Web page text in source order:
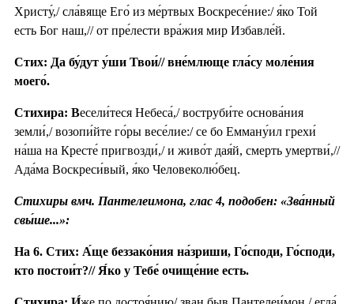
Христу́,/ сла́вяще Его́ из ме́ртвых Воскресе́ние:/ я́ко Той
есть Бог наш,// от пре́лести вра́жия мир Избавле́й.
Стих: Да бу́дут у́ши Твои́// вне́млюще гла́су моле́ния
моего́.
Стихира: Весели́теся Небеса́,/ воструби́те основа́ния
земли́,/ возопи́йте го́ры весе́лие:/ се бо Емману́ил грехи́
на́ша на Кресте́ пригвозди́,/ и живо́т дая́й, смерть умертви́,//
Ада́ма Воскреси́вый, я́ко Человеколю́бец.
Стихиры вмч. Пантелеимона, глас 4, подобен: «Зва́нный
свы́ше...»:
На 6. Стих: А́ще беззако́ния на́зриши, Го́споди, Го́споди,
кто постои́т?// Я́ко у Тебе́ очище́ние есть.